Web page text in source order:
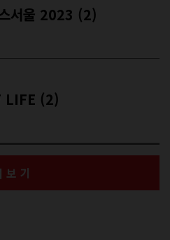
서울 2023 (2)
LIFE (2)
보기